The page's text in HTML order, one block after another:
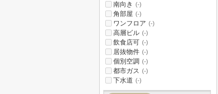
南向き (-)
角部屋 (-)
ワンフロア (-)
高層ビル (-)
飲食店可 (-)
居抜物件 (-)
個別空調 (-)
都市ガス (-)
下水道 (-)